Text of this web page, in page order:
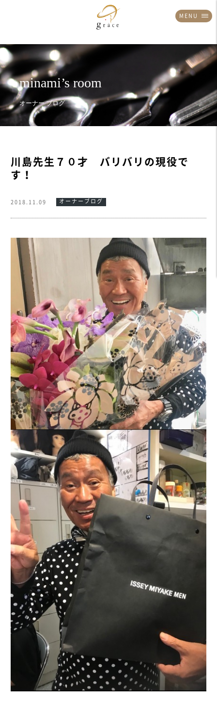
MENU
川島先生７０才 バリバリの現役で
す！
2018.11.09 オーナーブログ